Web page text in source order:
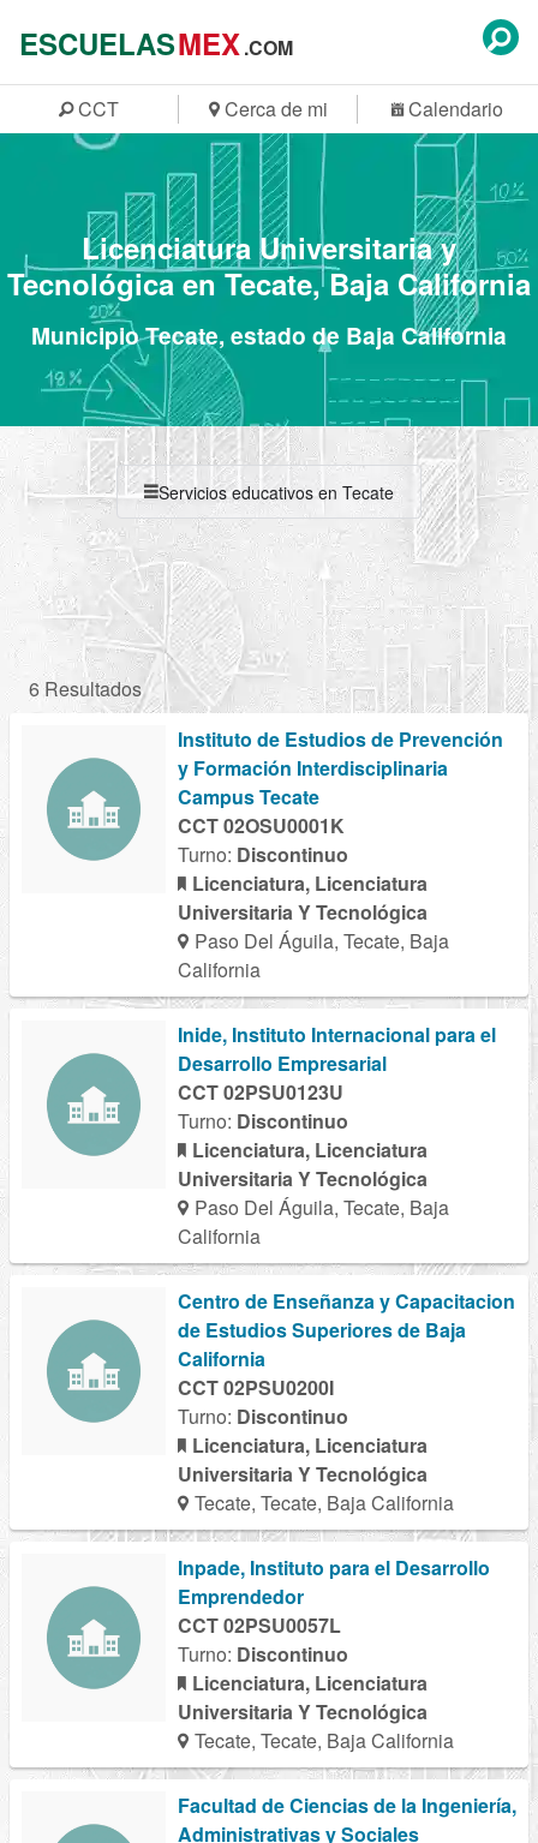
ESCUELASMEX.COM
CCT Cerca de mi Calendario
Licenciatura Universitaria y
Tecnológica en Tecate, Baja California
Municipio Tecate, estado de Baja California
Servicios educativos en Tecate
6 Resultados
Instituto de Estudios de Prevención
y Formación Interdisciplinaria
Campus Tecate
CCT 02OSU0001K
Turno: Discontinuo
Licenciatura, Licenciatura
Universitaria Y Tecnológica
Paso Del Águila, Tecate, Baja
California
Inide, Instituto Internacional para el
Desarrollo Empresarial
CCT 02PSU0123U
Turno: Discontinuo
Licenciatura, Licenciatura
Universitaria Y Tecnológica
Paso Del Águila, Tecate, Baja
California
Centro de Enseñanza y Capacitacion
de Estudios Superiores de Baja
California
CCT 02PSU0200I
Turno: Discontinuo
Licenciatura, Licenciatura
Universitaria Y Tecnológica
Tecate, Tecate, Baja California
Inpade, Instituto para el Desarrollo
Emprendedor
CCT 02PSU0057L
Turno: Discontinuo
Licenciatura, Licenciatura
Universitaria Y Tecnológica
Tecate, Tecate, Baja California
Facultad de Ciencias de la Ingeniería,
Administrativas y Sociales